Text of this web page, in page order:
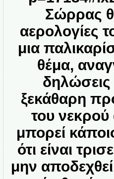
Σώρρας
αερολογίες
μια
θέμα,
ξεκάθαρη
του νεκρού
μπορεί
ότι είναι
μην